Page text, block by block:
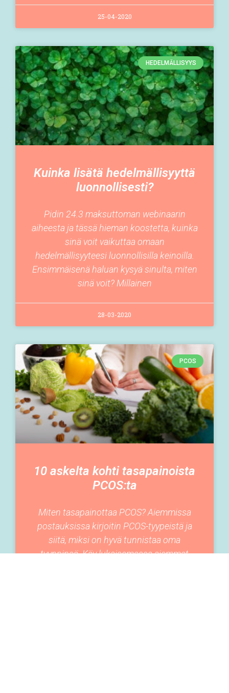
25-04-2020
HEDELMÄLLISYYS
Kuinka lisätä hedelmällisyyttä
luonnollisesti?
Pidin 24.3 maksuttoman webinaarin
aiheesta ja tässä hieman koostetta, kuinka
sinä voit vaikuttaa omaan
hedelmällisyyteesi luonnollisilla keinoilla.
Ensimmäisenä haluan kysyä sinulta, miten
sinä voit? Millainen
28-03-2020
PCOS
10 askelta kohti tasapainoista
PCOS:ta
Miten tasapainottaa PCOS? Aiemmissa
postauksissa kirjoitin PCOS-tyypeistä ja
siitä, miksi on hyvä tunnistaa oma
tyyppinsä. Käy lukaisemassa aiemmat